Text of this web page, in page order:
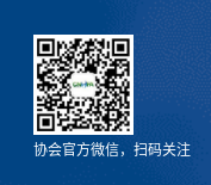
协会官方微信，扫码关注